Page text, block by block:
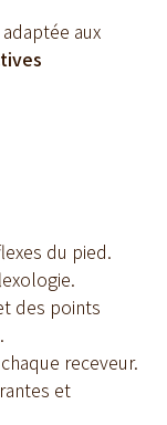
aux
du pied.
des points
receveur.
et